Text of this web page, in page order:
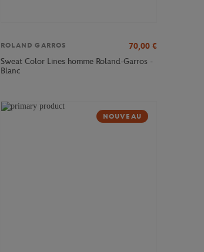
ROLAND GARROS 70,00 €
Sweat Color Lines homme Roland-Garros -
Blanc
NOUVEAU